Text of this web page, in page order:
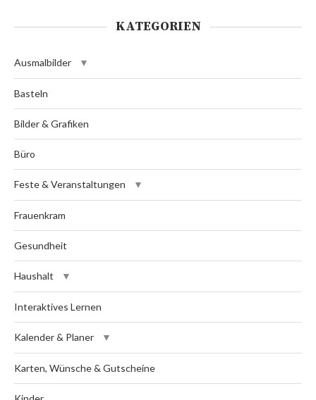
KATEGORIEN
Ausmalbilder
Basteln
Bilder & Grafiken
Büro
Feste & Veranstaltungen
Frauenkram
Gesundheit
Haushalt
Interaktives Lernen
Kalender & Planer
Karten, Wünsche & Gutscheine